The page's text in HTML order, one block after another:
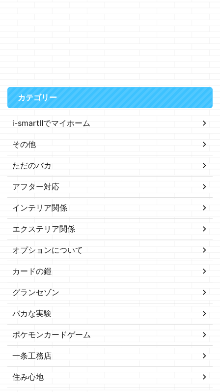
カテゴリー
i-smartⅡでマイホーム
その他
ただのバカ
アフター対応
インテリア関係
エクステリア関係
オプションについて
カードの鎧
グランセゾン
バカな実験
ポケモンカードゲーム
一条工務店
住み心地